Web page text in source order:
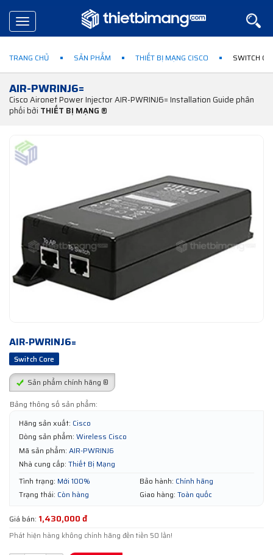
Toggle
navigation
TRANG CHỦ SẢN PHẨM THIẾT BỊ MẠNG CISCO SWITCH
AIR-PWRINJ6=
Cisco Aironet Power Injector AIR-PWRINJ6= Installation Guide phân
phối bởi THIẾT BỊ MẠNG ®
AIR-PWRINJ6=
Switch Core
Sản phẩm chính hãng ®
Bảng thông số sản phẩm:
Hãng sản xuất: Cisco
Dòng sản phẩm: Wireless Cisco
Mã sản phẩm: AIR-PWRINJ6
Nhà cung cấp: Thiết Bị Mạng
Tình trạng: Mới 100% Bảo hành: Chính hãng
Trạng thái: Còn hàng Giao hàng: Toàn quốc
Giá bán: 1,430,000 đ
Phát hiện hàng không chính hãng đền tiền 50 lần!